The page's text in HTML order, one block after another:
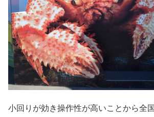
小回りが効き操作性が高いことから全